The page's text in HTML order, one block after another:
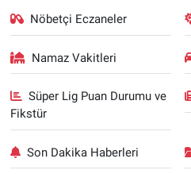
Nöbetçi Eczaneler
Namaz Vakitleri
Süper Lig Puan Durumu ve
Fikstür
Son Dakika Haberleri